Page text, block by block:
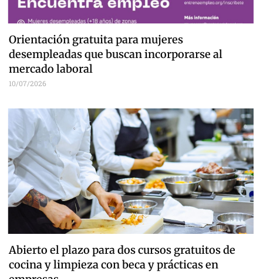
Orientación gratuita para mujeres
desempleadas que buscan incorporarse al
mercado laboral
10/07/2026
Abierto el plazo para dos cursos gratuitos de
cocina y limpieza con beca y prácticas en